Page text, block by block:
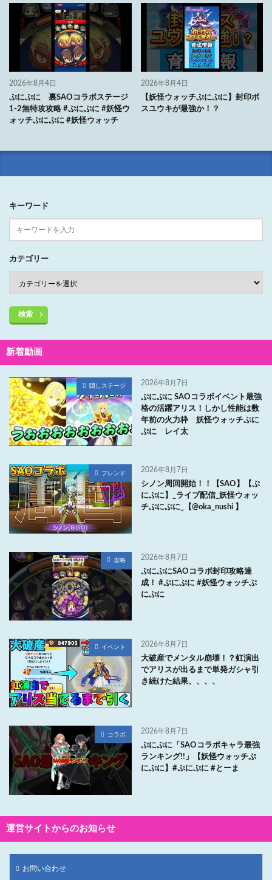
2026年8月4日
ぷにぷに 裏SAOコラボステージ
1-2無特攻攻略 #ぷにぷに #妖怪ウ
ォッチぷにぷに #妖怪ウォッチ
2026年8月4日
【妖怪ウォッチぷにぷに】封印ボ
スユウキが最強か！？
キーワード
カテゴリー
検索
新着動画
隠しステージ 2026年8月7日
ぷにぷに SAOコラボイベント最強
格の活躍アリス！しかし性能は数
年前の火力枠 妖怪ウォッチぷに
ぷに レイ太
フレンド 2026年8月7日
シノン周回開始！！【SAO】【ぷ
にぷに】_ライブ配信_妖怪ウォッ
チぷにぷに_【@oka_nushi 】
攻略 2026年8月7日
ぷにぷにSAOコラボ封印攻略達
成！ #ぷにぷに #妖怪ウォッチぷ
にぷに
イベント 2026年8月7日
大破産でメンタル崩壊！？虹演出
でアリスが出るまで単発ガシャ引
き続けた結果、、、、
コラボ 2026年8月7日
ぷにぷに「SAOコラボキャラ最強
ランキング!!」【妖怪ウォッチぷ
にぷに】#ぷにぷに #とーま
運営サイトからのお知らせ
お問い合わせ